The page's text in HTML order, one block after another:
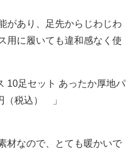
があり、足先からじわじわ
用に履いても違和感なく使
10足セット あったか厚地パ
（税込） 」
材なので、とても暖かいで